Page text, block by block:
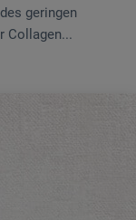
geringen
Collagen...